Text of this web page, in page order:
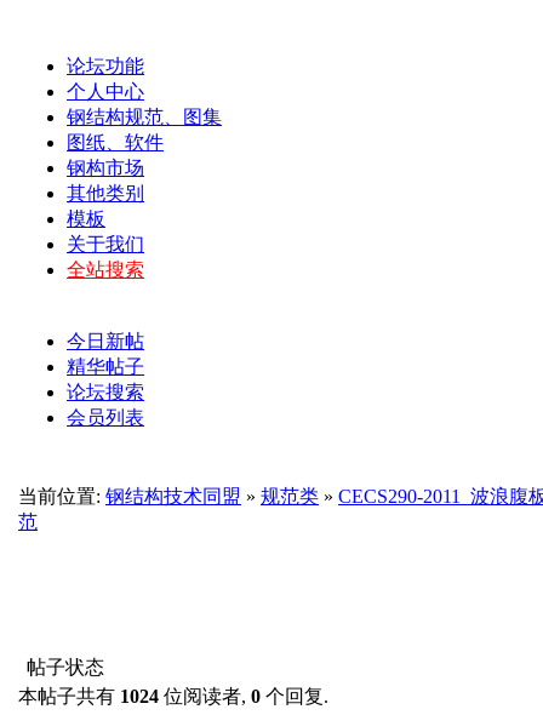
论坛功能
个人中心
钢结构规范、图集
图纸、软件
钢构市场
其他类别
模板
关于我们
全站搜索
今日新帖
精华帖子
论坛搜索
会员列表
当前位置: 钢结构技术同盟 » 规范类 » CECS290-2011_波浪
范
帖子状态
本帖子共有 1024 位阅读者, 0 个回复.